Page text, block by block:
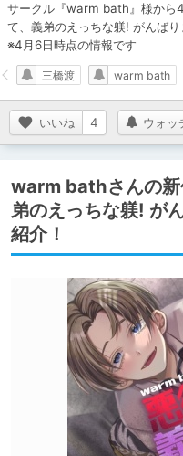
サークル『warm bath』様から
て、義弟のえっちな躾! がんばり
※4月6日時点の情報です
いいね 4 ウォッ
三橋渡 warm bath
warm bathさんの新
弟のえっちな躾! が
紹介！